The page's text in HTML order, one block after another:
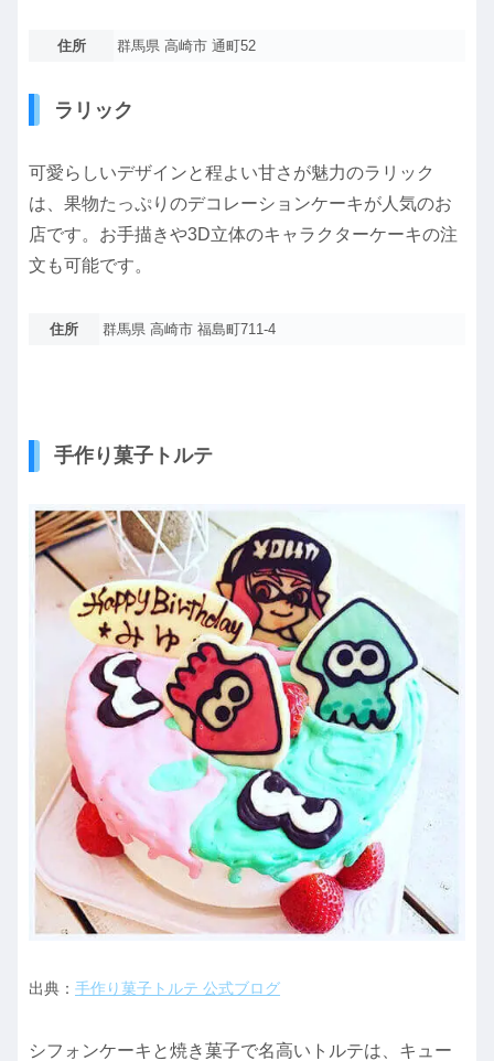
住所 群馬県 高崎市 通町52
ラリック
可愛らしいデザインと程よい甘さが魅力のラリック
は、果物たっぷりのデコレーションケーキが人気のお
店です。お手描きや3D立体のキャラクターケーキの注
文も可能です。
住所 群馬県 高崎市 福島町711-4
手作り菓子トルテ
出典： 手作り菓子トルテ 公式ブログ
シフォンケーキと焼き菓子で名高いトルテは、キュー